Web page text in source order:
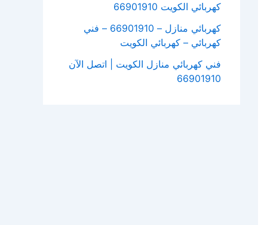
كهربائي الكويت 66901910
كهربائي منازل – 66901910 – فني
كهربائي – كهربائي الكويت
فني كهربائي منازل الكويت | اتصل الآن
66901910